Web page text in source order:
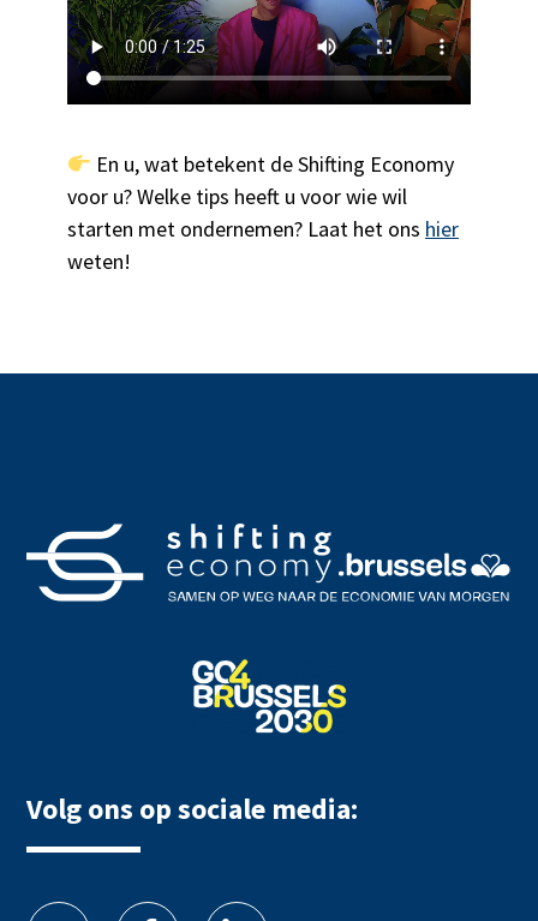
En u, wat betekent de Shifting Economy
voor u? Welke tips heeft u voor wie wil
starten met ondernemen? Laat het ons hier
weten!
Volg ons op sociale media: